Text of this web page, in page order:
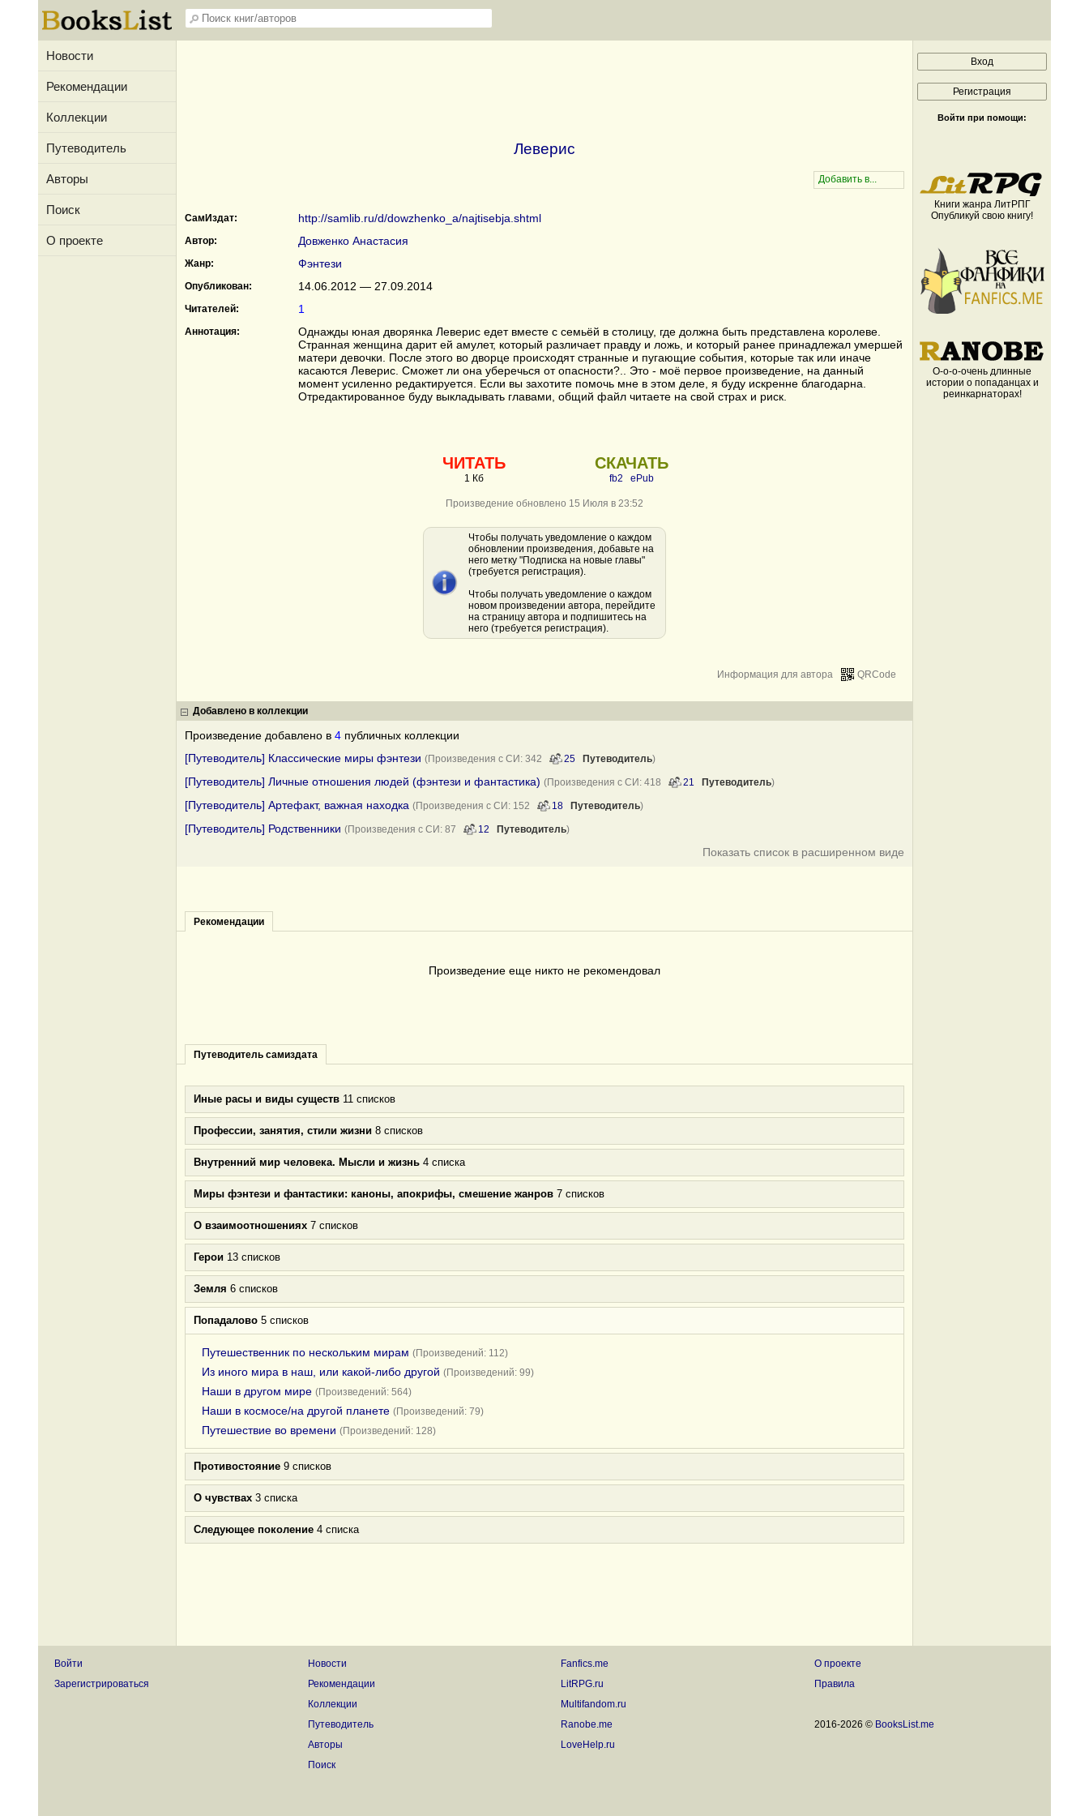
Новости
Рекомендации
Коллекции
Путеводитель
Авторы
Поиск
О проекте
Леверис
СамИздат: http://samlib.ru/d/dowzhenko_a/najtisebja.shtml
Автор: Довженко Анастасия
Жанр: Фэнтези
Опубликован: 14.06.2012 — 27.09.2014
Читателей: 1
Аннотация:
Однажды юная дворянка Леверис едет вместе с семьёй в столицу, где должна быть представлена королеве.
Странная женщина дарит ей амулет, который различает правду и ложь, и который ранее принадлежал умершей
матери девочки. После этого во дворце происходят странные и пугающие события, которые так или иначе
касаются Леверис. Сможет ли она уберечься от опасности?.. Это - моё первое произведение, на данный
момент усиленно редактируется. Если вы захотите помочь мне в этом деле, я буду искренне благодарна.
Отредактированное буду выкладывать главами, общий файл читаете на свой страх и риск.
ЧИТАТЬ
1 Кб
СКАЧАТЬ
fb2 ePub
Произведение обновлено 15 Июля в 23:52
Чтобы получать уведомление о каждом
обновлении произведения, добавьте на
него метку "Подписка на новые главы"
(требуется регистрация).
Чтобы получать уведомление о каждом
новом произведении автора, перейдите
на страницу автора и подпишитесь на
него (требуется регистрация).
QRCode
Информация для автора
Добавлено в коллекции
Произведение добавлено в 4 публичных коллекции
[Путеводитель] Классические миры фэнтези (Произведения с СИ: 342 25 Путеводитель)
[Путеводитель] Личные отношения людей (фэнтези и фантастика) (Произведения с СИ: 418 21 Путеводитель)
[Путеводитель] Артефакт, важная находка (Произведения с СИ: 152 18 Путеводитель)
[Путеводитель] Родственники (Произведения с СИ: 87 12 Путеводитель)
Показать список в расширенном виде
Рекомендации
Произведение еще никто не рекомендовал
Путеводитель самиздата
Иные расы и виды существ 11 списков
Профессии, занятия, стили жизни 8 списков
Внутренний мир человека. Мысли и жизнь 4 списка
Миры фэнтези и фантастики: каноны, апокрифы, смешение жанров 7 списков
О взаимоотношениях 7 списков
Герои 13 списков
Земля 6 списков
Попадалово 5 списков
Путешественник по нескольким мирам (Произведений: 112)
Из иного мира в наш, или какой-либо другой (Произведений: 99)
Наши в другом мире (Произведений: 564)
Наши в космосе/на другой планете (Произведений: 79)
Путешествие во времени (Произведений: 128)
Противостояние 9 списков
О чувствах 3 списка
Следующее поколение 4 списка
Войти при помощи:
Книги жанра ЛитРПГ
Опубликуй свою книгу!
О-о-о-очень длинные
истории о попаданцах и
реинкарнаторах!
Войти
Зарегистрироваться
Новости
Рекомендации
Коллекции
Путеводитель
Авторы
Поиск
Fanfics.me
LitRPG.ru
Multifandom.ru
Ranobe.me
LoveHelp.ru
О проекте
Правила
2016-2026 © BooksList.me